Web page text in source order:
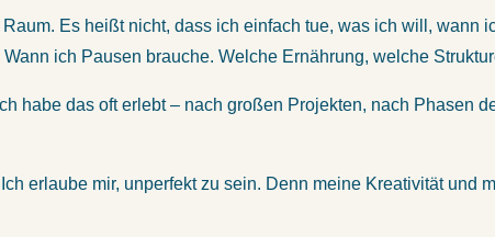
Es heißt nicht, dass ich einfach tue, was ich will, wann
ich Pausen brauche. Welche Ernährung, welche
habe das oft erlebt – nach großen Projekten, nach Phasen
erlaube mir, unperfekt zu sein. Denn meine Kreativität und